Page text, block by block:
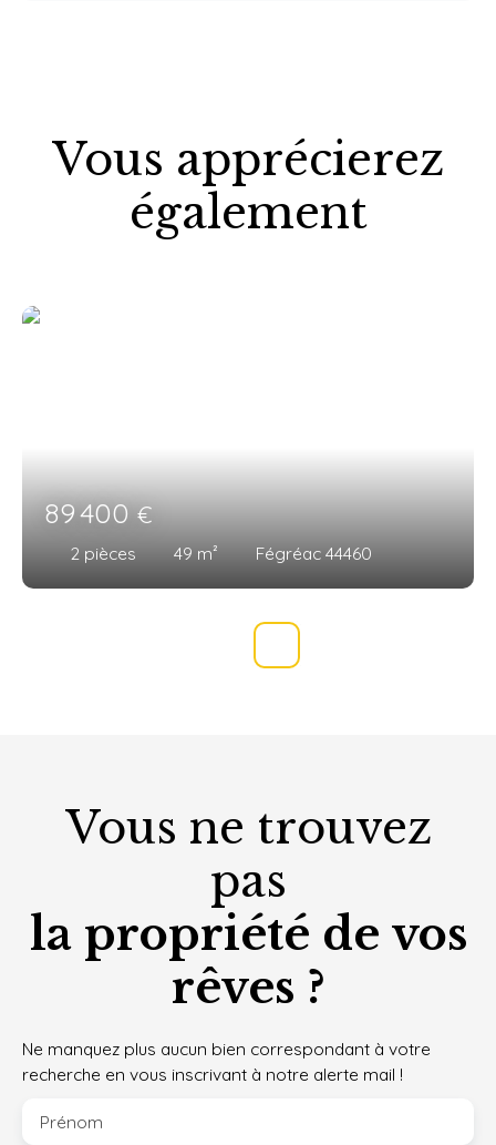
Vous apprécierez
également
89 400€
2 pièces 49 m² Fégréac 44460
Vous ne trouvez
pas
la propriété de vos
rêves ?
Ne manquez plus aucun bien correspondant à votre
recherche en vous inscrivant à notre alerte mail !
Prénom